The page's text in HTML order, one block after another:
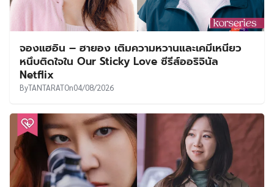
จองแฮอิน – ฮายอง เติมความหวานและเคมีเหนียว
หนึบติดใจใน Our Sticky Love ซีรีส์ออริจินัล
Netflix
ByTANTARATOn04/08/2026